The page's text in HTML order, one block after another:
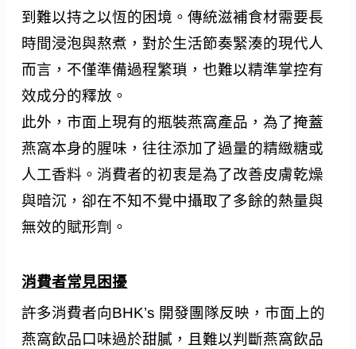
到難以持之以恆的困境。傳統滋補食材需要長
時間浸泡與熬煮，對於生活節奏緊湊的現代人
而言，不僅準備過程繁瑣，也難以精準掌控有
效成分的釋放。
此外，市面上現有的瓶裝燕窩產品，為了掩蓋
燕窩本身的腥味，往往添加了過量的精緻糖或
人工香料。消費者的初衷是為了改善皮膚乾燥
與暗沉，卻在不知不覺中攝取了多餘的熱量與
無效的賦形劑。
消費者常見困擾
許多消費者向BHK’s 開發團隊反映，市面上的
燕窩飲品口味過於甜膩，且難以判斷燕窩飲品